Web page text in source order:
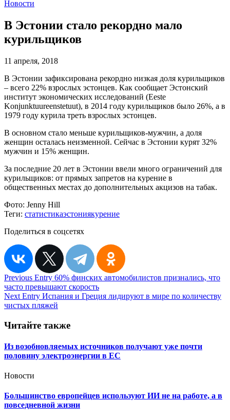
Новости
В Эстонии стало рекордно мало
курильщиков
11 апреля, 2018
В Эстонии зафиксирована рекордно низкая доля курильщиков
– всего 22% взрослых эстонцев. Как сообщает Эстонский
институт экономических исследований (Eeste
Konjunktuureenstetuut), в 2014 году курильщиков было 26%, а в
1979 году курила треть взрослых эстонцев.
В основном стало меньше курильщиков-мужчин, а доля
женщин осталась неизменной. Сейчас в Эстонии курят 32%
мужчин и 15% женщин.
За последние 20 лет в Эстонии ввели много ограничений для
курильщиков: от прямых запретов на курение в
общественных местах до дополнительных акцизов на табак.
Фото: Jenny Hill
Теги: статистикаэстониякурение
Поделиться в соцсетях
Навигация
по
записям
Previous Entry 60% финских автомобилистов признались, что
часто превышают скорость
Next Entry Испания и Греция лидируют в мире по количеству
чистых пляжей
Читайте также
Из возобновляемых источников получают уже почти
половину электроэнергии в ЕС
Новости
Большинство европейцев используют ИИ не на работе, а в
повседневной жизни